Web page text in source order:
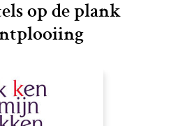
op de plank